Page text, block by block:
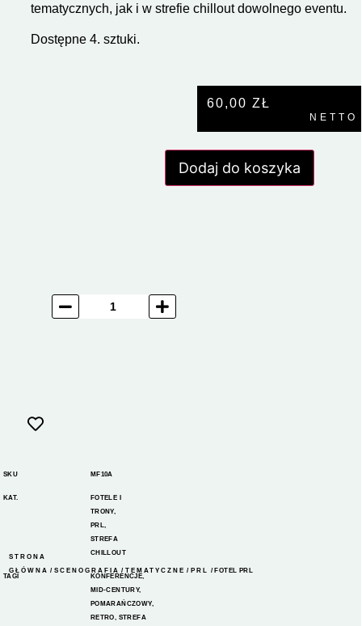
tematycznych, jak i w strefie chillout dowolnego eventu.
Dostępne 4. sztuki.
60,00 ZŁ
NETTO
Dodaj do koszyka
SKU MF10A
KAT.
FOTELE I
TRONY,
PRL,
STREFA
CHILLOUT
TAGI KONFERENCJE,
MID-CENTURY,
POMARAŃCZOWY,
RETRO, STREFA
STRONA
GŁÓWNA / SCENOGRAFIA /TEMATYCZNE /PRL / FOTEL PRL